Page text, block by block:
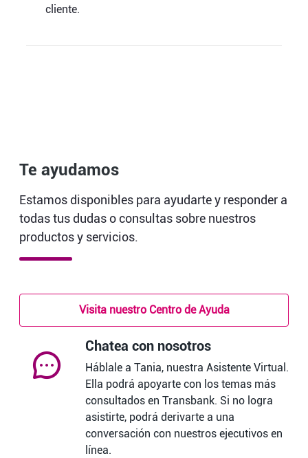
cliente.
Te ayudamos
Estamos disponibles para ayudarte y responder a
todas tus dudas o consultas sobre nuestros
productos y servicios.
Visita nuestro Centro de Ayuda
Chatea con nosotros
Háblale a Tania, nuestra Asistente Virtual.
Ella podrá apoyarte con los temas más
consultados en Transbank. Si no logra
asistirte, podrá derivarte a una
conversación con nuestros ejecutivos en
línea.